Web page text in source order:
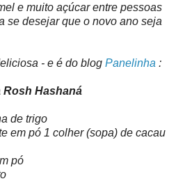
e muito açúcar entre pessoas
se desejar que o novo ano seja
- e é do blog Panelinha :
Rosh Hashaná
de trigo
em pó 1 colher (sopa) de cacau
pó